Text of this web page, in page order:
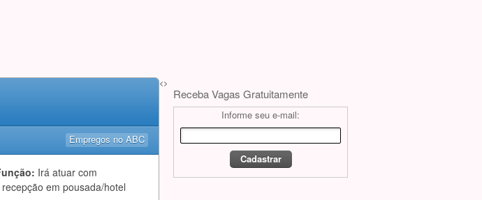
<>
Empregos no ABC
Irá atuar com
em pousada/hotel
Receba Vagas Gratuitamente
Informe seu e-mail: